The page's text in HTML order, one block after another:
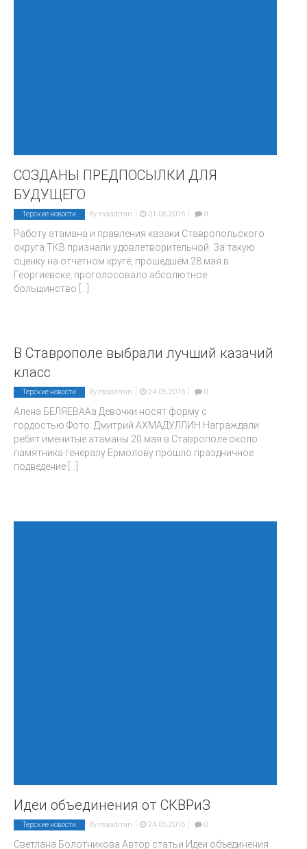
СОЗДАНЫ ПРЕДПОСЫЛКИ ДЛЯ
БУДУЩЕГО
Терские новости By rsaadmin 01.06.2016 0
Работу атамана и правления казаки Ставропольского
округа ТКВ признали удовлетворительной. За такую
оценку на отчетном круге, прошедшем 28 мая в
Георгиевске, проголосовало абсолютное
большинство
В Ставрополе выбрали лучший казачий
класс
Терские новости By rsaadmin 24.05.2016 0
Алена БЕЛЯЕВАAa Девочки носят форму с
гордостью Фото: Дмитрий АХМАДУЛЛИН Награждали
ребят именитые атаманы 20 мая в Ставрополе около
памятника генералу Ермолову прошло праздничное
подведение
Идеи объединения от СКВРиЗ
Терские новости By rsaadmin | 24.05.2016 | 0
Светлана Болотникова Автор статьи Идеи объединения